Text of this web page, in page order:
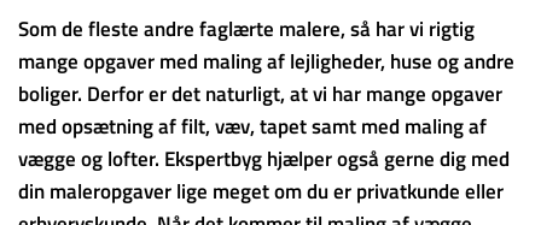
Som de fleste andre faglærte malere, så har vi rigtig
mange opgaver med maling af lejligheder, huse og andre
boliger. Derfor er det naturligt, at vi har mange opgaver
med opsætning af filt, væv, tapet samt med maling af
vægge og lofter. Ekspertbyg hjælper også gerne dig med
din maleropgaver lige meget om du er privatkunde eller